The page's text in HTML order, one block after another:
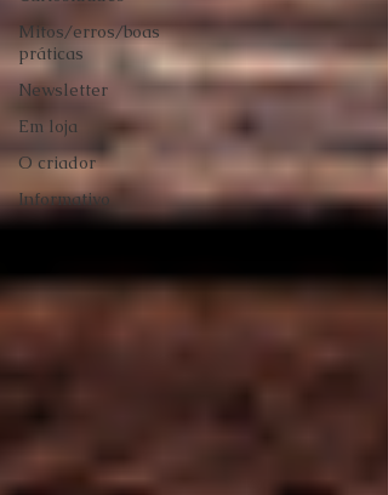
Mitos/erros/boas
práticas
Newsletter
Em loja
O criador
Informativo